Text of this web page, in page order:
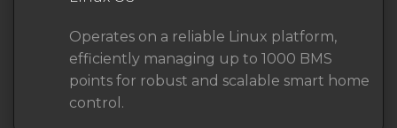
Operates on a reliable Linux platform,
efficiently managing up to 1000 BMS
points for robust and scalable smart home
control.